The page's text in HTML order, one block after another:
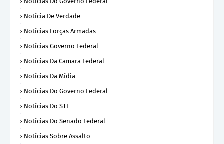
Notícia De Verdade
Notícias Forças Armadas
Notícias Governo Federal
Notícias Da Camara Federal
Notícias Da Mídia
Notícias Do Governo Federal
Notícias Do STF
Notícias Do Senado Federal
Notícias Sobre Assalto